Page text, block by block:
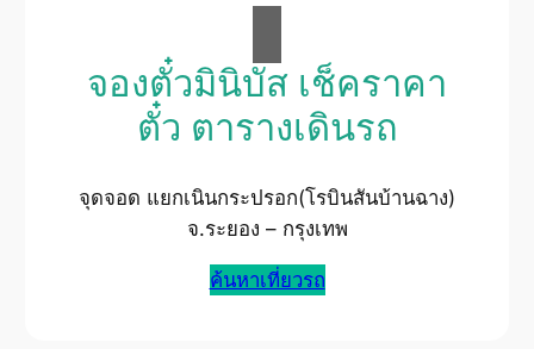
จองตั๋วมินิบัส เช็คราคา
ตั๋ว ตารางเดินรถ
จุดจอด แยกเนินกระปรอก(โรบินสันบ้านฉาง)
จ.ระยอง – กรุงเทพ
ค้นหาเที่ยวรถ